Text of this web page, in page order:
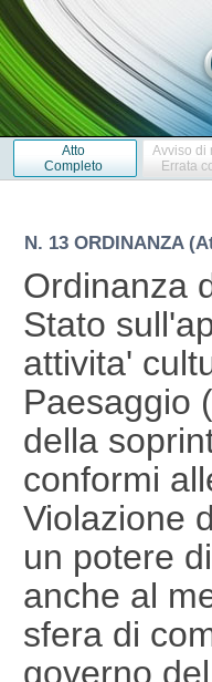
Atto
Completo
Avviso di
Errata
N. 13 ORDINANZA
Ordinanza
Stato
attivita'
Paesaggio
della
conformi
Violazione
un potere
anche al
sfera di
governo